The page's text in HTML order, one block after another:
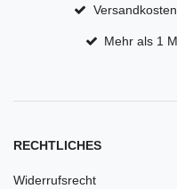
Mehr als 1
RECHTLICHES
Widerrufsrecht